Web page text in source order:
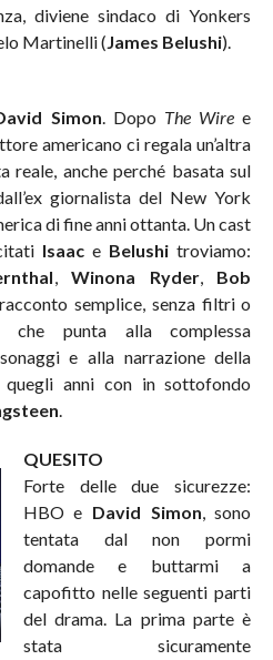
diviene sindaco di Yonkers
Martinelli (James Belushi).
Simon. Dopo The Wire e
americano ci regala un’altra
reale, anche perché basata sul
giornalista del New York
di fine anni ottanta. Un cast
Isaac e Belushi troviamo:
,Winona Ryder, Bob
semplice, senza filtri o
punta alla complessa
e alla narrazione della
anni con in sottofondo
.
QUESITO
Forte delle due sicurezze:
HBO e David Simon, sono
tentata dal non pormi
domande e buttarmi a
capofitto nelle seguenti parti
del drama. La prima parte è
stata sicuramente